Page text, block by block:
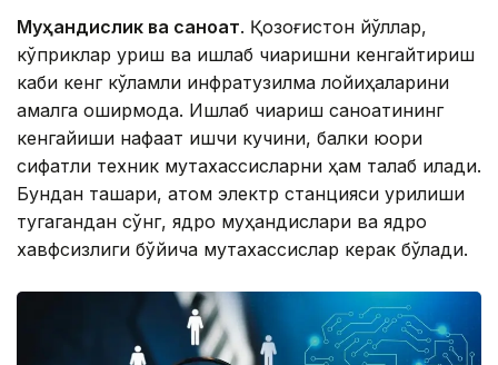
Муҳандислик ва саноат. Қозоғистон йўллар,
кўприклар қуриш ва ишлаб чиқаришни кенгайтириш
каби кенг кўламли инфратузилма лойиҳаларини
амалга оширмоқда. Ишлаб чиқариш саноатининг
кенгайиши нафақат ишчи кучини, балки юқори
сифатли техник мутахассисларни ҳам талаб қилади.
Бундан ташқари, атом электр станцияси қурилиши
тугагандан сўнг, ядро муҳандислари ва ядро
хавфсизлиги бўйича мутахассислар керак бўлади.